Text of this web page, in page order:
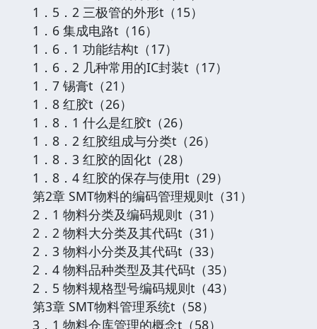
1．5．2 三极管的外形t（15）
1．6 集成电路t（16）
1．6．1 功能结构t（17）
1．6．2 几种常用的IC封装t（17）
1．7 锡膏t（21）
1．8 红胶t（26）
1．8．1 什么是红胶t（26）
1．8．2 红胶组成与分类t（26）
1．8．3 红胶的固化t（28）
1．8．4 红胶的保存与使用t（29）
第2章 SMT物料的编码管理规则t（31）
2．1 物料分类及编码规则t（31）
2．2 物料大分类及其代码t（31）
2．3 物料小分类及其代码t（33）
2．4 物料品种类型及其代码t（35）
2．5 物料规格型号编码规则t（43）
第3章 SMT物料管理系统t（58）
3．1 物料仓库管理的概念t（58）